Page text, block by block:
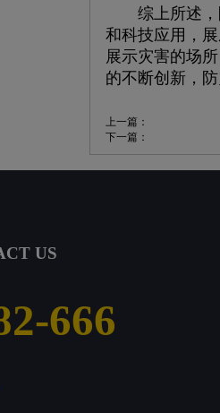
综上所述，防
和科技应用，
展示灾害的场
的不断创新，
上一篇：
下一篇：
US
666